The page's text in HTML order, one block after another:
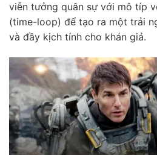
viễn tưởng quân sự với mô típ
(time-loop) để tạo ra một trải
và đầy kịch tính cho khán giả.